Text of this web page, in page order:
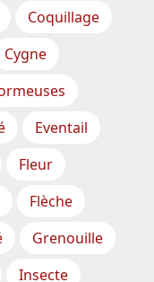
Coquillage
Cygne
Eventail
Fleur
Flèche
Grenouille
Insecte